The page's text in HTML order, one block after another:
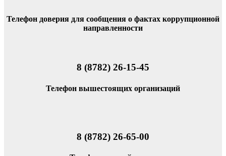
Телефон доверия для сообщения о фактах коррупционной
направленности
8 (8782) 26-15-45
Телефон вышестоящих организаций
8 (8782) 26-65-00